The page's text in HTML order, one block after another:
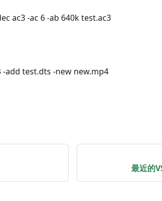
ac3 -ac 6 -ab 640k test.ac3
-add test.dts -new new.mp4
最近的